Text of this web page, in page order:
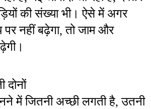
की संख्या भी। ऐसे में अगर
नहीं बढ़ेगा, तो जाम और
दोनों
में जितनी अच्छी लगती है, उतनी